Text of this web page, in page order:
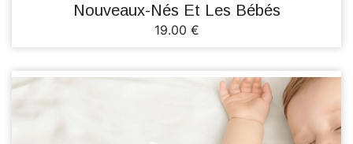
Nouveaux-Nés Et Les Bébés
19.00 €